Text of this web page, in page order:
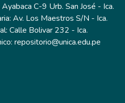
C-9 Urb. San José - Ica.
Av. Los Maestros S/N - Ica.
Calle Bolivar 232 - Ica.
repositorio@unica.edu.pe